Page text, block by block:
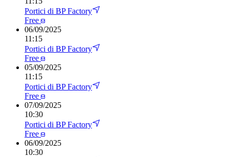
Portici di BP Factory
Free
06/09/2025
11:15
Portici di BP Factory
Free
05/09/2025
11:15
Portici di BP Factory
Free
07/09/2025
10:30
Portici di BP Factory
Free
06/09/2025
10:30